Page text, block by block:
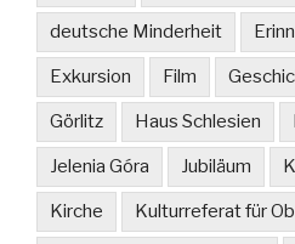
deutsche Minderheit
Exkursion Film
Görlitz Haus Schlesien
Jelenia Góra Jubiläum
Kirche Kulturreferat für